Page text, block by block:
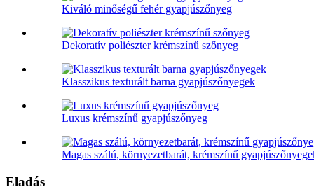
Kiváló minőségű fehér gyapjúszőnyeg
Dekoratív poliészter krémszínű szőnyeg
Klasszikus texturált barna gyapjúszőnyegek
Luxus krémszínű gyapjúszőnyeg
Magas szálú, környezetbarát, krémszínű
Eladás